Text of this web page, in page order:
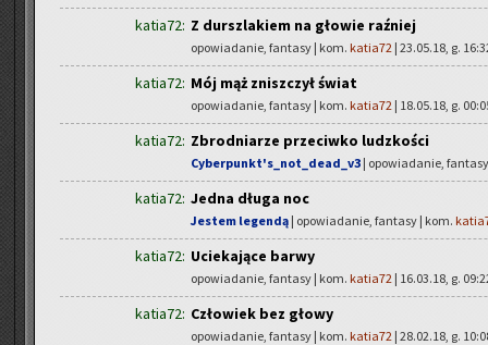
katia72: Z durszlakiem na głowie raźniej
opowiadanie, fantasy | kom. katia72 | 23.05.18, g.
katia72: Mój mąż zniszczył świat
opowiadanie, fantasy | kom. katia72 | 18.05.18, g.
katia72: Zbrodniarze przeciwko ludzkości
Cyberpunkt's_not_dead_v3 | opowiadanie,
katia72: Jedna długa noc
Jestem legendą | opowiadanie, fantasy | kom.
katia72: Uciekające barwy
opowiadanie, fantasy | kom. katia72 | 16.03.18, g.
katia72: Człowiek bez głowy
opowiadanie, fantasy | kom. katia72 | 28.02.18, g.